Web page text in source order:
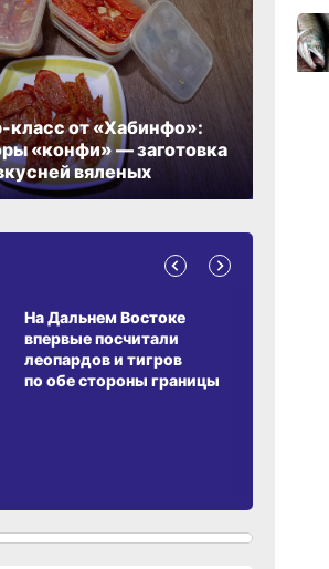
класс от «Хабинфо»:
«конфи» — заготовка
вяленых
На Дальнем Востоке
впервые посчитали
леопардов и тигров
по обе стороны границы